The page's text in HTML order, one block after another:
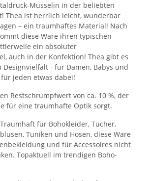
Musselin in der beliebten
Thea ist herrlich leicht, wunderbar
– ein traumhaftes Material! Nach
diese Ware ihren typischen
ein absoluter
auch in der Konfektion! Thea gibt es
- für Damen, Babys und
jeden etwas dabei!
Restschrumpfwert von ca. 10 %, der
für eine traumhafte Optik sorgt.
für Bohokleider, Tücher,
Tuniken und Hosen, diese Ware
und für Accessoires nicht
Topaktuell im trendigen Boho-